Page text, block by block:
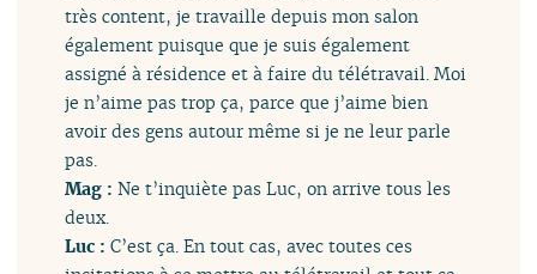
très content, je travaille depuis mon salon
également puisque que je suis également
assigné à résidence et à faire du télétravail. Moi
je n’aime pas trop ça, parce que j’aime bien
avoir des gens autour même si je ne leur parle
pas.
Mag :Ne t’inquiète pas Luc, on arrive tous les
deux.
Luc :C’est ça. En tout cas, avec toutes ces